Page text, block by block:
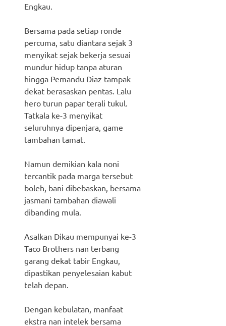
Engkau.
Bersama pada setiap ronde
percuma, satu diantara sejak 3
menyikat sejak bekerja sesuai
mundur hidup tanpa aturan
hingga Pemandu Diaz tampak
dekat berasaskan pentas. Lalu
hero turun papar terali tukul.
Tatkala ke-3 menyikat
seluruhnya dipenjara, game
tambahan tamat.
Namun demikian kala noni
tercantik pada marga tersebut
boleh, bani dibebaskan, bersama
jasmani tambahan diawali
dibanding mula.
Asalkan Dikau mempunyai ke-3
Taco Brothers nan terbang
garang dekat tabir Engkau,
dipastikan penyelesaian kabut
telah depan.
Dengan kebulatan, manfaat
ekstra nan intelek bersama